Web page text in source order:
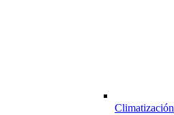
Climatización